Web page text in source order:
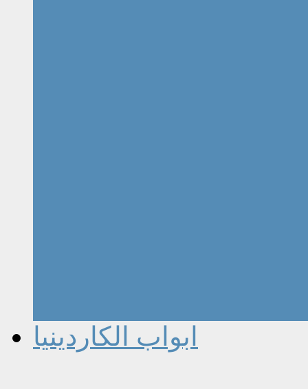
ابواب الكاردينيا